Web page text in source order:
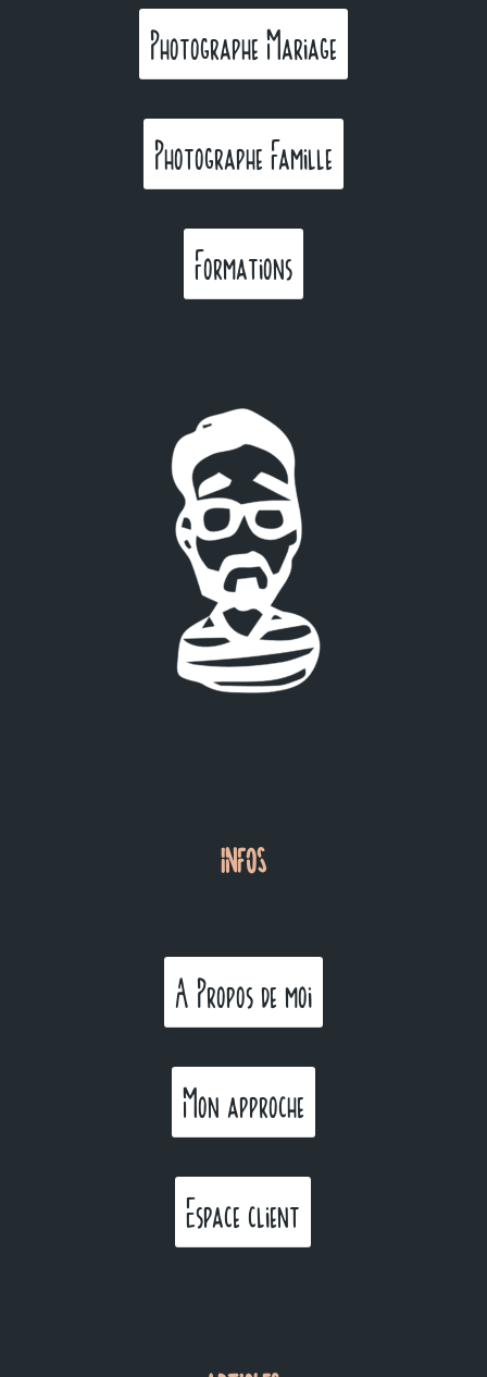
Photographe Mariage
Photographe Famille
Formations
INFOS
A Propos de moi
Mon approche
Espace client